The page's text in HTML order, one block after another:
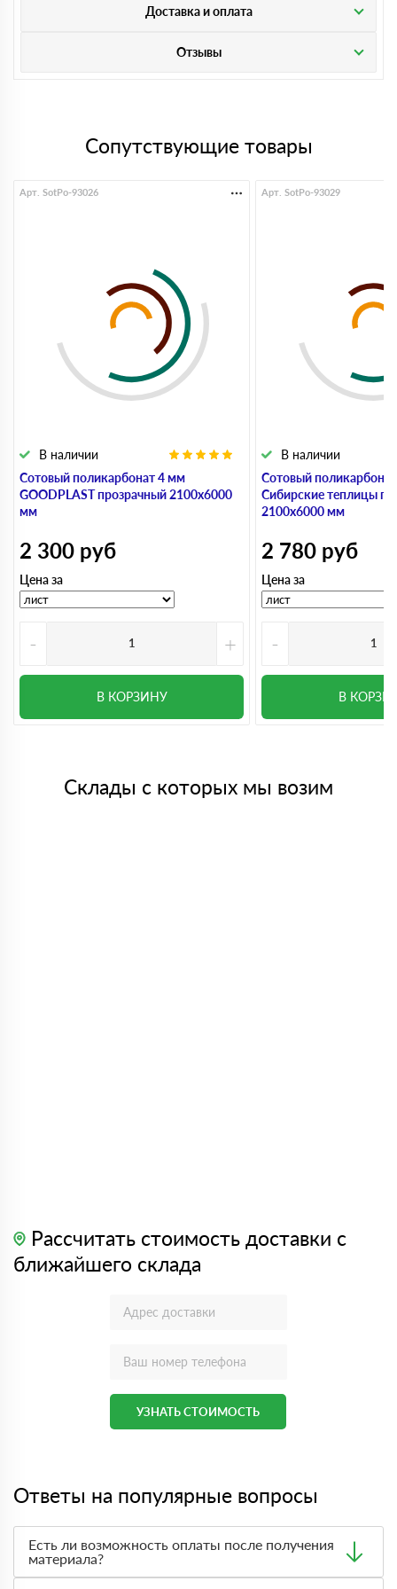
Доставка и оплата
Отзывы
Сопутствующие товары
Сотовый поликарбонат 4 мм
GOODPLAST прозрачный 2100х6000
мм
В наличии
Арт. SotPo-93026
2 300 руб
Цена за
- +
В КОРЗИНУ
Сотовый
Сибирские теплицы
2100х6000 мм
В наличии
Арт. SotPo-93029
2 780 руб
Цена за
-
В
Склады с которых мы возим
Рассчитать стоимость доставки с
ближайшего склада
УЗНАТЬ СТОИМОСТЬ
Ответы на популярные вопросы
Есть ли возможность оплаты после получения
материала?